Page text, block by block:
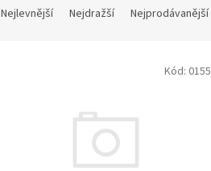
Nejlevnější Nejdražší Nejprodávanější
Kód: 0155